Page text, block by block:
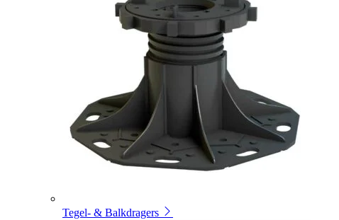
Tegel- & Balkdragers